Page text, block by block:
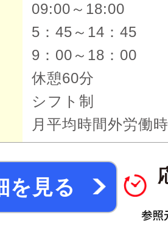
09:00～18:00
5：45～14：45
9：00～18：00
休憩60分
シフト制
月平均時間外労働
を見る